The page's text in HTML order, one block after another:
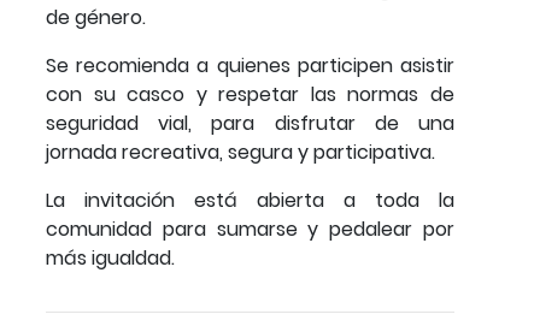
de género.
Se recomienda a quienes participen asistir
con su casco y respetar las normas de
seguridad vial, para disfrutar de una
jornada recreativa, segura y participativa.
La invitación está abierta a toda la
comunidad para sumarse y pedalear por
más igualdad.